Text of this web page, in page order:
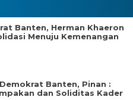
Banten, Herman Khaeron
Menuju Kemenangan
Banten, Pinan :
dan Soliditas Kader